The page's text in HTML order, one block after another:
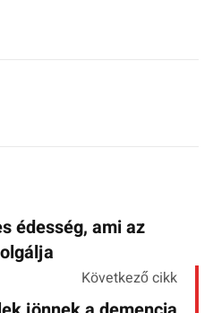
édesség, ami az
Következő cikk